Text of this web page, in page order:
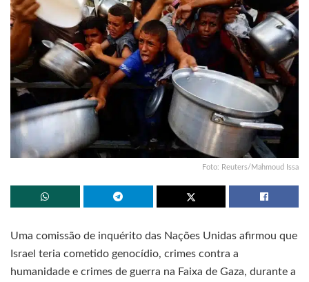
Foto: Reuters/Mahmoud Issa
Uma comissão de inquérito das Nações Unidas afirmou que
Israel teria cometido genocídio, crimes contra a
humanidade e crimes de guerra na Faixa de Gaza, durante a